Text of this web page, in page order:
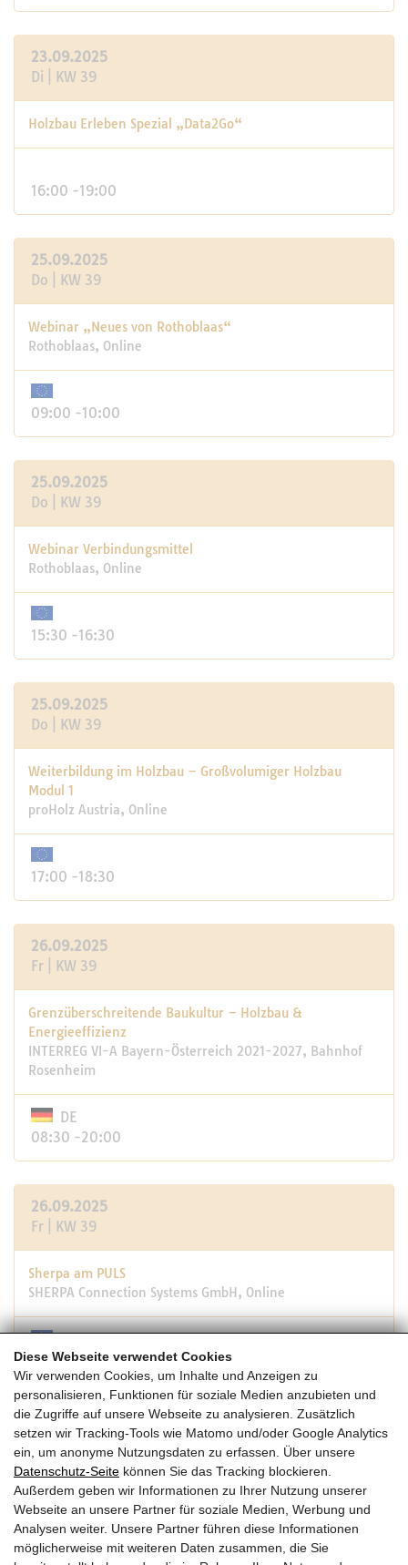
Diese Webseite verwendet Cookies
Wir verwenden Cookies, um Inhalte und Anzeigen zu
personalisieren, Funktionen für soziale Medien anzubieten und
die Zugriffe auf unsere Webseite zu analysieren. Zusätzlich
setzen wir Tracking-Tools wie Matomo und/oder Google Analytics
ein, um anonyme Nutzungsdaten zu erfassen. Über unsere
Datenschutz-Seite können Sie das Tracking blockieren.
Außerdem geben wir Informationen zu Ihrer Nutzung unserer
Webseite an unsere Partner für soziale Medien, Werbung und
Analysen weiter. Unsere Partner führen diese Informationen
möglicherweise mit weiteren Daten zusammen, die Sie
23.09.2025
Di | KW 39
Holzbau Erleben Spezial „Data2Go“
16:00 -19:00
25.09.2025
Do | KW 39
Webinar „Neues von Rothoblaas“
Rothoblaas, Online
09:00 -10:00
25.09.2025
Do | KW 39
Webinar Verbindungsmittel
Rothoblaas, Online
15:30 -16:30
25.09.2025
Do | KW 39
Weiterbildung im Holzbau – Großvolumiger Holzbau
Modul 1
proHolz Austria, Online
17:00 -18:30
26.09.2025
Fr | KW 39
Grenzüberschreitende Baukultur – Holzbau &
Energieeffizienz
INTERREG VI-A Bayern-Österreich 2021-2027, Bahnhof
Rosenheim
DE
08:30 -20:00
26.09.2025
Fr | KW 39
Sherpa am PULS
SHERPA Connection Systems GmbH, Online
10:00 -10:40
16.04.-24.09.25
Do-Mi | KW 16
5. Forum Wood Building Nordic 2026
Forum Holzbau, Oslo Congress Centre